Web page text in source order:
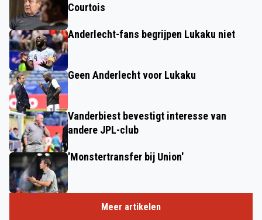
Courtois
Anderlecht-fans begrijpen Lukaku niet
Geen Anderlecht voor Lukaku
Vanderbiest bevestigt interesse van
andere JPL-club
'Monstertransfer bij Union'
Meer artikelen